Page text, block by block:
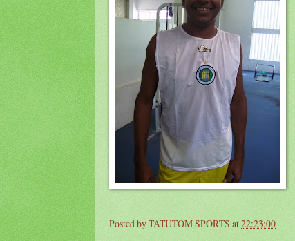
Posted byTATUTOM SPORTS at22:23:00